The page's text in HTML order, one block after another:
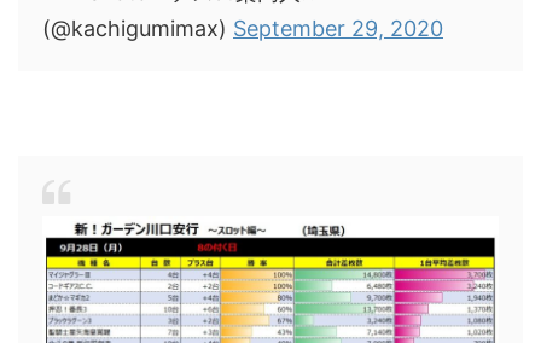
(@kachigumimax) September 29, 2020